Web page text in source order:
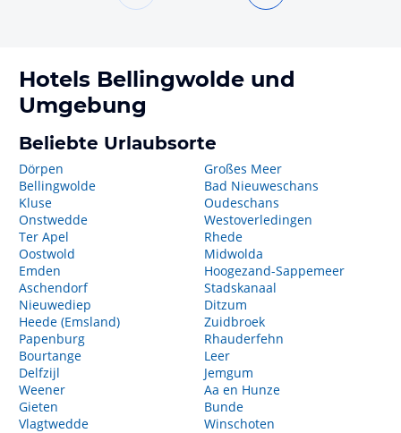
Hotels Bellingwolde und
Umgebung
Beliebte Urlaubsorte
Dörpen
Bellingwolde
Kluse
Onstwedde
Ter Apel
Oostwold
Emden
Aschendorf
Nieuwediep
Heede (Emsland)
Papenburg
Bourtange
Delfzijl
Weener
Gieten
Vlagtwedde
Großes Meer
Bad Nieuweschans
Oudeschans
Westoverledingen
Rhede
Midwolda
Hoogezand-Sappemeer
Stadskanaal
Ditzum
Zuidbroek
Rhauderfehn
Leer
Jemgum
Aa en Hunze
Bunde
Winschoten